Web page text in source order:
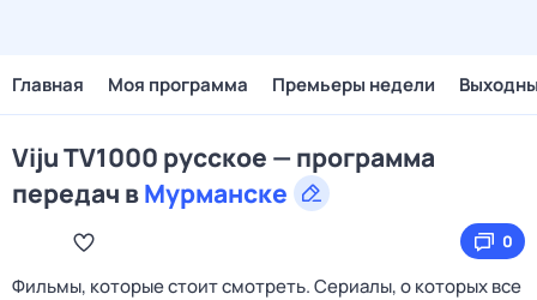
Главная Моя программа Премьеры недели
Viju TV1000 русское — программа
передач вМурманске
0
Фильмы, которые стоит смотреть. Сериалы, о которых все